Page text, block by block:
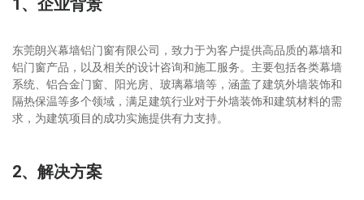
1、企业背景
东莞朗兴幕墙铝门窗有限公司，致力于为客户提供高品质的幕墙和
铝门窗产品，以及相关的设计咨询和施工服务。主要包括各类幕墙
系统、铝合金门窗、阳光房、玻璃幕墙等，涵盖了建筑外墙装饰和
隔热保温等多个领域，满足建筑行业对于外墙装饰和建筑材料的需
求，为建筑项目的成功实施提供有力支持。
2、解决方案